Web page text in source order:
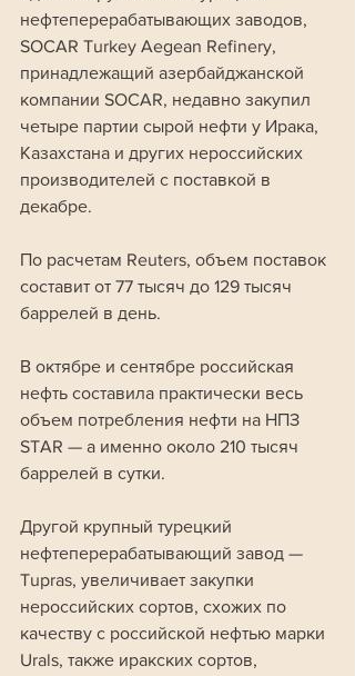
нефтеперерабатывающих заводов,
SOCAR Turkey Aegean Refinery,
принадлежащий азербайджанской
компании SOCAR, недавно закупил
четыре партии сырой нефти у Ирака,
Казахстана и других нероссийских
производителей с поставкой в ​​
декабре.
По расчетам Reuters, объем поставок
составит от 77 тысяч до 129 тысяч
баррелей в день.
В октябре и сентябре российская
нефть составила практически весь
объем потребления нефти на НПЗ
STAR — а именно около 210 тысяч
баррелей в сутки.
Другой крупный турецкий
нефтеперерабатывающий завод —
Tupras, увеличивает закупки
нероссийских сортов, схожих по
качеству с российской нефтью марки
Urals, также иракских сортов,